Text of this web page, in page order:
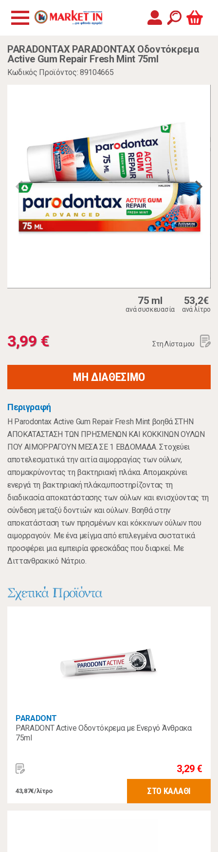
PARADONTAX PARADONTAX Οδοντόκρεμα
Active Gum Repair Fresh Mint 75ml
Κωδικός Προϊόντος: 89104665
75 ml
ανά συσκευασία
53,2€
ανά λίτρο
3,99 € Στη Λίστα μου
ΜΗ ΔΙΑΘΕΣΙΜΟ
Περιγραφή
Η Parodontax Active Gum Repair Fresh Mint βοηθά ΣΤΗΝ
ΑΠΟΚΑΤΑΣΤΑΣΗ ΤΩΝ ΠΡΗΣΜΕΝΩΝ ΚΑΙ ΚΟΚΚΙΝΩΝ ΟΥΛΩΝ
ΠΟΥ ΑΙΜΟΡΡΑΓΟΥΝ ΜΕΣΑ ΣΕ 1 ΕΒΔΟΜΑΔΑ. Στοχεύει
αποτελεσματικά την αιτία αιμορραγίας των ούλων,
απομακρύνοντας τη βακτηριακή πλάκα. Απομακρύνει
ενεργά τη βακτηριακή πλάκα,υποστηρίζοντας τη
διαδικασία αποκατάστασης των ούλων και ενισχύοντας τη
σύνδεση μεταξύ δοντιών και ούλων. Βοηθά στην
αποκατάσταση των πρησμένων και κόκκινων ούλων που
αιμορραγούν. Με ένα μείγμα από επιλεγμένα συστατικά
προσφέρει μια εμπειρία φρεσκάδας που διαρκεί. Με
Διττανθρακικό Νάτριο.
Σχετικά Προϊόντα
PARADONT
PARADONT Active Οδοντόκρεμα με Ενεργό Άνθρακα
75ml
3,29 €
43,87€/λίτρο ΣΤΟ ΚΑΛΑΘΙ